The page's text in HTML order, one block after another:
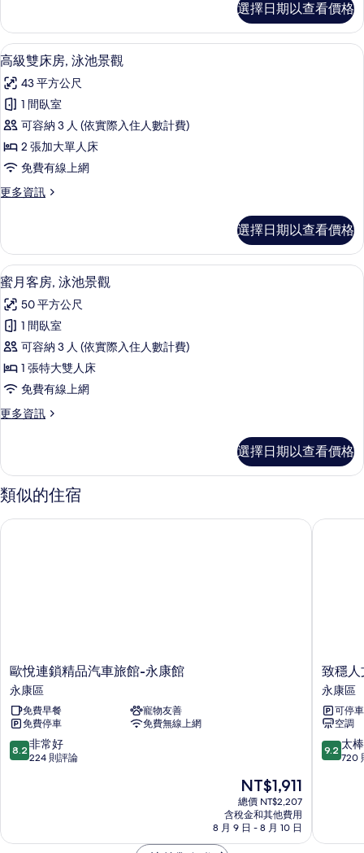
景
觀
的
所
有
相
片
四
人
房,
池
景
觀
的
詳
情
選擇日期以查看價格
顯
示
高
級
雙
床
泳
景
觀
的
所
有
相
片
高級雙床房, 泳池景觀 | 羽絨被、迷你
5
高級雙床房, 泳池景觀
43 平方公尺
1 間臥室
可容納 3 人 (依實際入住人數計費)
2 張加大單人床
免費有線上網
更多資訊
更
雙
床
房,
池
景
觀
的
詳
情
選擇日期以查看價格
顯
示
蜜
月
客
房,
池
觀
的
所
有
蜜月客房, 泳池景觀 | 羽絨被、迷你吧
5
蜜月客房, 泳池景觀
50 平方公尺
1 間臥室
可容納 3 人 (依實際入住人數計費)
1 張特大雙人床
免費有線上網
更多資訊
更
客
房,
泳
景
選擇日期以查看價格
類似的住宿
歐
悅
連
鎖
精
品
汽
館
歐悅連鎖精品汽車旅館-永康館
永康區
免費早餐
寵物友善
免費停車
免費無線上網
8.2
分，
常
8.2 非常好
224 則評論
現
在
價
格
為
NT$1,911
總價 NT$2,207
含稅金和其他費用
8 月 9 日 - 8 月 10 日
歐悅連鎖精品汽車旅館-永康館
致
穩
人
文
商
旅
永
致穩人
永康區
可停車
空調
9.2
分，
棒
9.2 太
720
致穩人